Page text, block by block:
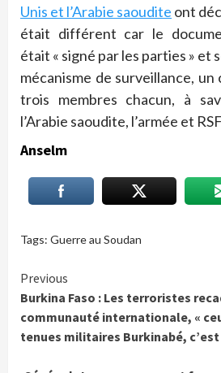
Unis et l’Arabie saoudite ont
était différent car le
était « signé par les parties » et
mécanisme de surveillance,
trois membres chacun, à
l’Arabie saoudite, l’armée et
Anselm
Tags: Guerre au Soudan
Continue
Reading
Previous
Burkina Faso : Les terroristes
communauté internationale, «
tenues militaires Burkinabé, c’est